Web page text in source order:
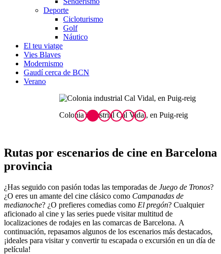
Deporte
Cicloturismo
Golf
Náutico
El teu viatge
Vies Blaves
Modernismo
Gaudí cerca de BCN
Verano
Colonia industrial Cal Vidal, en Puig-reig
Rutas por escenarios de cine en Barcelona
provincia
¿Has seguido con pasión todas las temporadas de Juego de Tronos?
¿O eres un amante del cine clásico como Campanadas de
medianoche? ¿O prefieres comedias como El pregón? Cualquier
aficionado al cine y las series puede visitar multitud de
localizaciones de rodajes en las comarcas de Barcelona. A
continuación, repasamos algunos de los escenarios más destacados,
¡ideales para visitar y convertir tu escapada o excursión en un día de
película!